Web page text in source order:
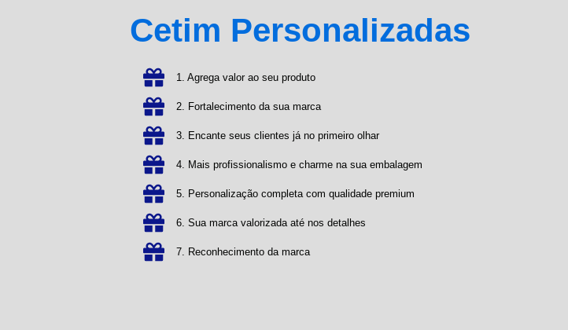
Cetim Personalizadas
1. Agrega valor ao seu produto
2. Fortalecimento da sua marca
3. Encante seus clientes já no primeiro olhar
4. Mais profissionalismo e charme na sua embalagem
5. Personalização completa com qualidade premium
6. Sua marca valorizada até nos detalhes
7. Reconhecimento da marca